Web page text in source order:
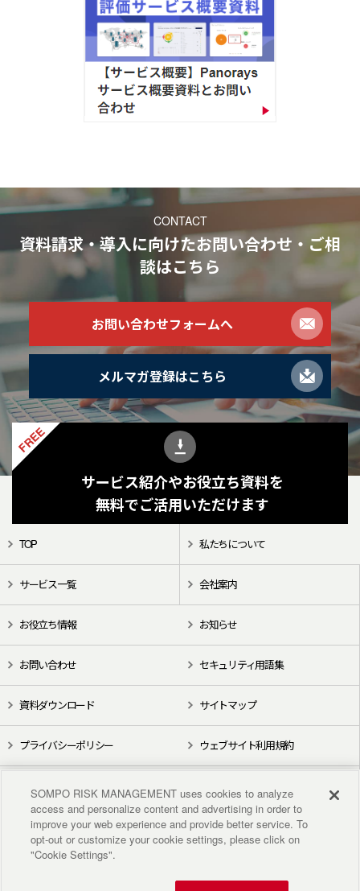
CONTACT
資料請求・導入に向けたお問い合わせ・ご相
談はこちら
お問い合わせフォームへ
メルマガ登録はこちら
FREE
サービス紹介やお役立ち資料を
無料でご活用いただけます
TOP 私たちについて
サービス一覧 会社案内
お役立ち情報 お知らせ
お問い合わせ セキュリティ用語集
資料ダウンロード サイトマップ
プライバシーポリシー ウェブサイト利用規約
X（旧Twitter） YouTube
SOMPO RISK MANAGEMENT uses cookies to analyze
access and personalize content and advertising in order to
improve your web experience and provide better service. To
opt-out or customize your cookie settings, please click on
"Cookie Settings".